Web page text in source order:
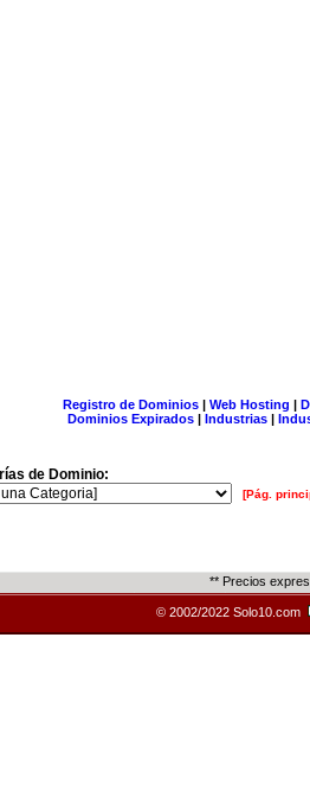
Registro de Dominios| Web Hosting |
Dominios Expirados | Industrias |
de Dominio:
[Pág.
** Precios
© 2002/2022 Solo10.com